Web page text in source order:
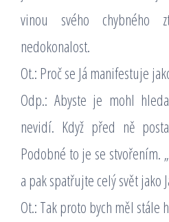
vinou svého chybného
nedokonalost.
Ot.: Proč se Já manifestuje
Odp.: Abyste je mohl
nevidí. Když před ně
Podobné to je se stvořením.
a pak spatřujte celý svět jako
Ot.: Tak proto bych měl stále